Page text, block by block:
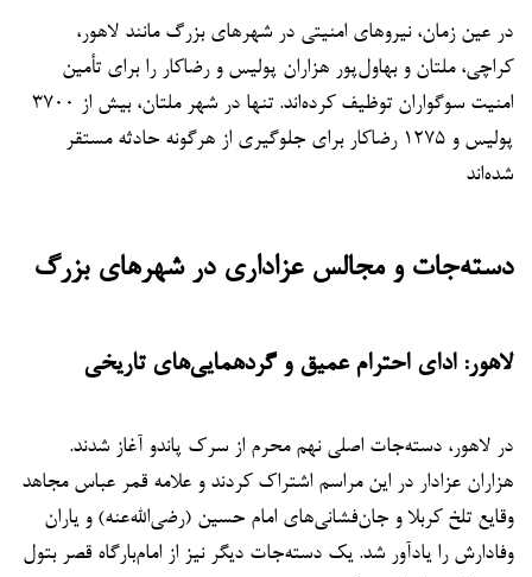
در عین زمان، نیروهای امنیتی در شهرهای بزرگ مانند لاهور،
کراچی، ملتان و بهاول‌پور هزاران پولیس و رضاکار را برای تأمین
امنیت سوگواران توظیف کرده‌اند. تنها در شهر ملتان، بیش از ۳۷۰۰
پولیس و ۱۲۷۵ رضاکار برای جلوگیری از هرگونه حادثه مستقر
شده‌اند
دسته‌جات و مجالس عزاداری در شهرهای بزرگ
لاهور: ادای احترام عمیق و گردهمایی‌های تاریخی
در لاهور، دسته‌جات اصلی نهم محرم از سرک پاندو آغاز شدند.
هزاران عزادار در این مراسم اشتراک کردند و علامه قمر عباس مجاهد
وقایع تلخ کربلا و جان‌فشانی‌های امام حسین (رضی‌الله‌عنه) و یاران
وفادارش را یادآور شد. یک دسته‌جات دیگر نیز از امام‌بارگاه قصر بتول